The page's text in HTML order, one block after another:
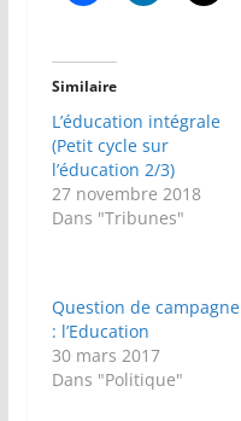
Similaire
L’éducation intégrale
(Petit cycle sur
l’éducation 2/3)
27 novembre 2018
Dans "Tribunes"
Question de campagne
: l’Education
30 mars 2017
Dans "Politique"